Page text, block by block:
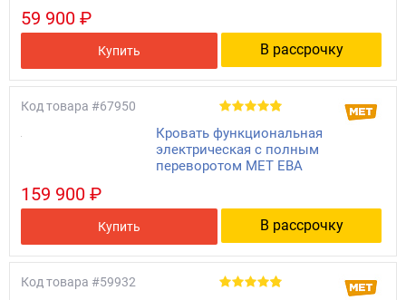
59 900 ₽
Купить В рассрочку
Код товара #67950
Кровать функциональная
электрическая с полным
переворотом МЕТ ЕВА
159 900 ₽
Купить В рассрочку
Код товара #59932